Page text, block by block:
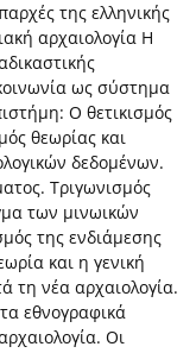
της ελληνικής
αρχαιολογία Η
ως σύστημα
Ο θετικισμός
θεωρίας και
δεδομένων.
Τριγωνισμός
των μινωικών
της ενδιάμεσης
και η γενική
τη νέα αρχαιολογία.
εθνογραφικά
Οι